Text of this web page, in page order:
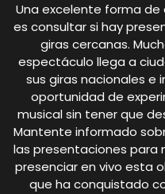
Una excelente forma de
es consultar si hay
giras cercanas.
espectáculo llega a
sus giras nacionales e
oportunidad de
musical sin tener que
Mantente informado
las presentaciones para
presenciar en vivo esta
que ha conquistado